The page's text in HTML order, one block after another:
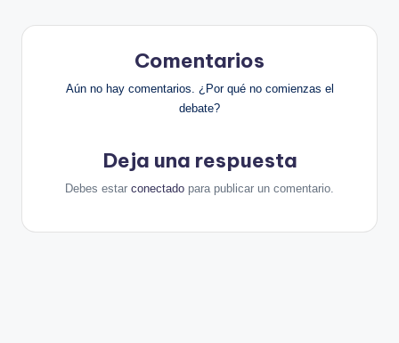
Comentarios
Aún no hay comentarios. ¿Por qué no comienzas el
debate?
Deja una respuesta
Debes estar conectado para publicar un comentario.